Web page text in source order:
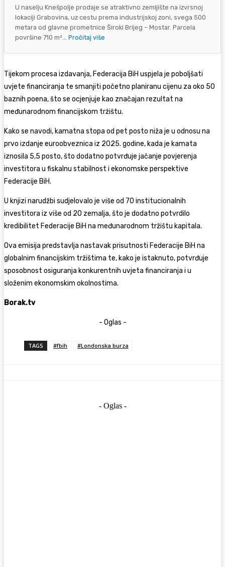
U naselju Knešpolje prodaje se atraktivno zemljište na izvrsnoj
lokaciji Grabovina, uz cestu prema industrijskoj zoni, svega 500
metara od glavne prometnice Široki Brijeg – Mostar. Parcela
površine 710 m²... Pročitaj više
Tijekom procesa izdavanja, Federacija BiH uspjela je poboljšati
uvjete financiranja te smanjiti početno planiranu cijenu za oko 50
baznih poena, što se ocjenjuje kao značajan rezultat na
međunarodnom financijskom tržištu.
Kako se navodi, kamatna stopa od pet posto niža je u odnosu na
prvo izdanje euroobveznica iz 2025. godine, kada je kamata
iznosila 5,5 posto, što dodatno potvrđuje jačanje povjerenja
investitora u fiskalnu stabilnost i ekonomske perspektive
Federacije BiH.
U knjizi narudžbi sudjelovalo je više od 70 institucionalnih
investitora iz više od 20 zemalja, što je dodatno potvrdilo
kredibilitet Federacije BiH na međunarodnom tržištu kapitala.
Ova emisija predstavlja nastavak prisutnosti Federacije BiH na
globalnim financijskim tržištima te, kako je istaknuto, potvrđuje
sposobnost osiguranja konkurentnih uvjeta financiranja i u
složenim ekonomskim okolnostima.
Borak.tv
- Oglas -
TAGS #fbih #Londonska burza
- Oglas -